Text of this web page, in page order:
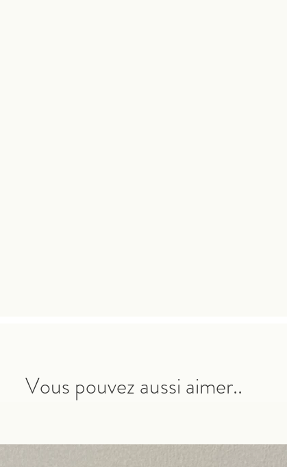
Vous pouvez aussi aimer..